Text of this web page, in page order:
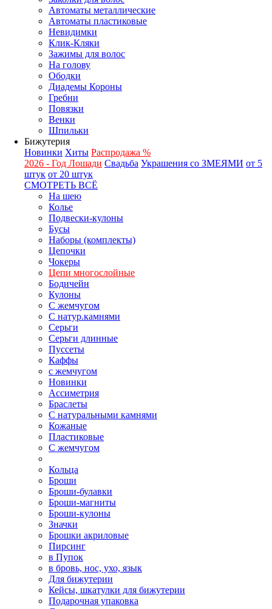
Автоматы металлические
Автоматы пластиковые
Невидимки
Клик-Кляки
Зажимы для волос
На голову
Ободки
Диадемы Короны
Гребни
Повязки
Венки
Шпильки
Бижутерия
Новинки Хиты Распродажа %
2026 - Год Лошади Свадьба Украшения со ЗМЕЯМИ от 5
штук от 20 штук
СМОТРЕТЬ ВСЁ
На шею
Колье
Подвески-кулоны
Бусы
Наборы (комплекты)
Цепочки
Чокеры
Цепи многослойные
Бодичейн
Кулоны
С жемчугом
С натур.камнями
Серьги
Серьги длинные
Пуссеты
Каффы
с жемчугом
Новинки
Ассиметрия
Браслеты
С натуральными камнями
Кожаные
Пластиковые
С жемчугом
Кольца
Броши
Броши-булавки
Броши-магниты
Броши-кулоны
Значки
Брошки акриловые
Пирсинг
в Пупок
в бровь, нос, ухо, язык
Для бижутерии
Кейсы, шкатулки для бижутерии
Подарочная упаковка